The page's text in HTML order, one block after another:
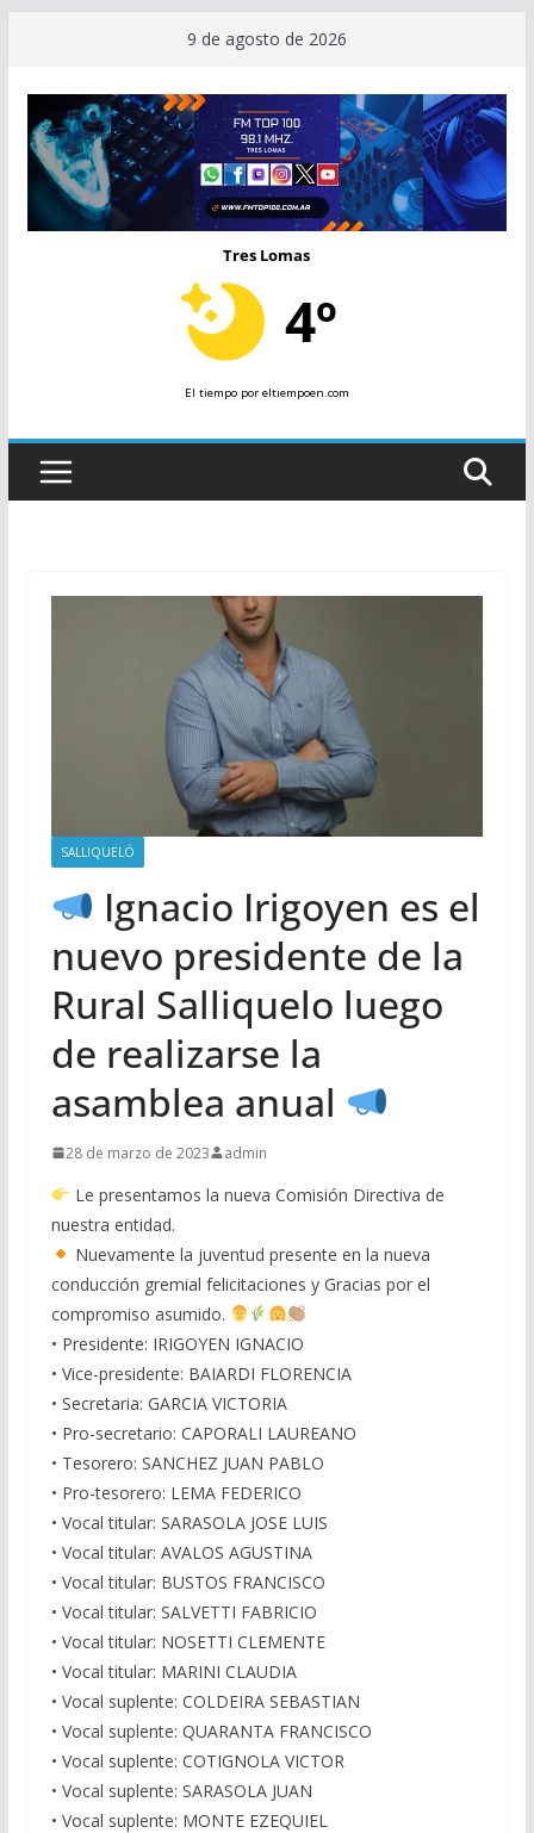
contenido
9 de agosto de 2026
Tres Lomas
4º
El tiempopor eltiempoen.com
SALLIQUELÓ
Ignacio Irigoyen es el
nuevo presidente de la
Rural Salliquelo luego
de realizarse la
asamblea anual
28 de marzo de 2023 admin
Le presentamos la nueva Comisión Directiva de
nuestra entidad.
Nuevamente la juventud presente en la nueva
conducción gremial felicitaciones y Gracias por el
compromiso asumido.
• Presidente: IRIGOYEN IGNACIO
• Vice-presidente: BAIARDI FLORENCIA
• Secretaria: GARCIA VICTORIA
• Pro-secretario: CAPORALI LAUREANO
• Tesorero: SANCHEZ JUAN PABLO
• Pro-tesorero: LEMA FEDERICO
• Vocal titular: SARASOLA JOSE LUIS
• Vocal titular: AVALOS AGUSTINA
• Vocal titular: BUSTOS FRANCISCO
• Vocal titular: SALVETTI FABRICIO
• Vocal titular: NOSETTI CLEMENTE
• Vocal titular: MARINI CLAUDIA
• Vocal suplente: COLDEIRA SEBASTIAN
• Vocal suplente: QUARANTA FRANCISCO
• Vocal suplente: COTIGNOLA VICTOR
• Vocal suplente: SARASOLA JUAN
• Vocal suplente: MONTE EZEQUIEL